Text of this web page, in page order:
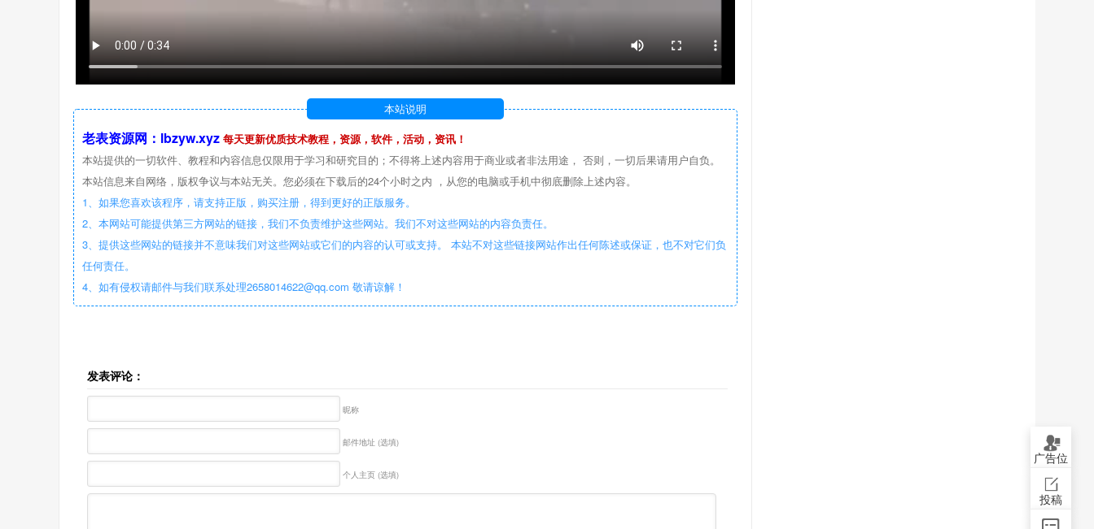
本站说明
老表资源网：lbzyw.xyz 每天更新优质技术教程，资源，软件，活动，资讯！
本站提供的一切软件、教程和内容信息仅限用于学习和研究目的；不得将上述内容用于商业或者非法用途， 否则，一切后果请用户自负。
本站信息来自网络，版权争议与本站无关。您必须在下载后的24个小时之内 ，从您的电脑或手机中彻底删除上述内容。
1、如果您喜欢该程序，请支持正版，购买注册，得到更好的正版服务。
2、本网站可能提供第三方网站的链接，我们不负责维护这些网站。我们不对这些网站的内容负责任。
3、提供这些网站的链接并不意味我们对这些网站或它们的内容的认可或支持。 本站不对这些链接网站作出任何陈述或保证，也不对它们负
任何责任。
4、如有侵权请邮件与我们联系处理2658014622@qq.com 敬请谅解！
发表评论：
昵称
邮件地址 (选填)
个人主页 (选填)
广告位
投稿